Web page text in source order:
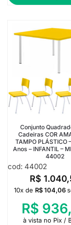
Conjunto
Cadeiras COR
TAMPO PLÁSTICO
Anos – INFANTIL –
44002
cod: 44002
R$
10x de R$104,06
R$
à vista no Pix /